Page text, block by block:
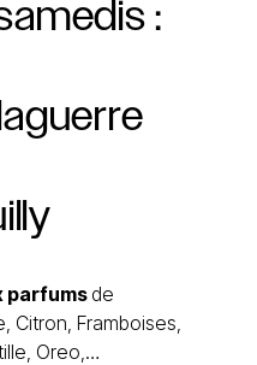
:
parfums de
Citron, Framboises,
Oreo,…